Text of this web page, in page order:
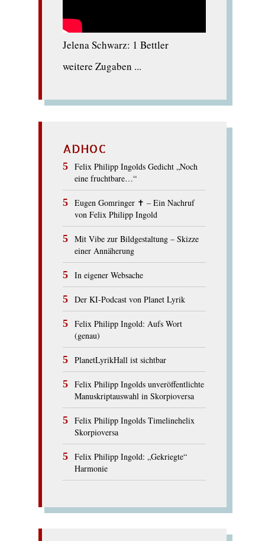
Jelena Schwarz: 1 Bettler
weitere Zugaben ...
ADHOC
Felix Philipp Ingolds Gedicht „Noch
eine fruchtbare…“
Eugen Gomringer ✝︎ – Ein Nachruf
von Felix Philipp Ingold
Mit Vibe zur Bildgestaltung – Skizze
einer Annäherung
In eigener Websache
Der KI-Podcast von Planet Lyrik
Felix Philipp Ingold: Aufs Wort
(genau)
PlanetLyrikHall ist sichtbar
Felix Philipp Ingolds unveröffentlichte
Manuskriptauswahl in Skorpioversa
Felix Philipp Ingolds Timelinehelix
Skorpioversa
Felix Philipp Ingold: „Gekriegte“
Harmonie